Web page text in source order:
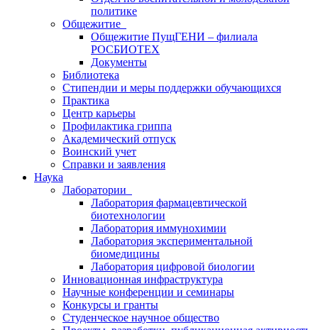
политике
Общежитие
Общежитие ПущГЕНИ – филиала
РОСБИОТЕХ
Документы
Библиотека
Стипендии и меры поддержки обучающихся
Практика
Центр карьеры
Профилактика гриппа
Академический отпуск
Воинский учет
Справки и заявления
Наука
Лаборатории
Лаборатория фармацевтической
биотехнологии
Лаборатория иммунохимии
Лаборатория экспериментальной
биомедицины
Лаборатория цифровой биологии
Инновационная инфраструктура
Научные конференции и семинары
Конкурсы и гранты
Студенческое научное общество